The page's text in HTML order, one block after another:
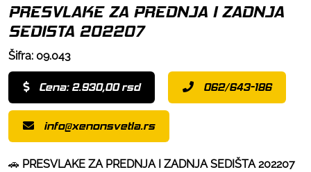
PRESVLAKE ZA PREDNJA I ZADNJA
SEDISTA 202207
Šifra: 09.043
Cena: 2.930,00 rsd 062/643-186
info@xenonsvetla.rs
🚗 PRESVLAKE ZA PREDNJA I ZADNJA SEDIŠTA 202207